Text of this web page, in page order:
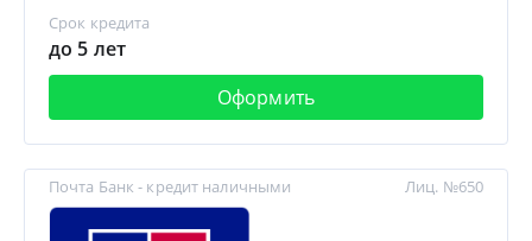
Срок кредита
до 5 лет
Оформить
Почта Банк - кредит наличными Лиц. №650